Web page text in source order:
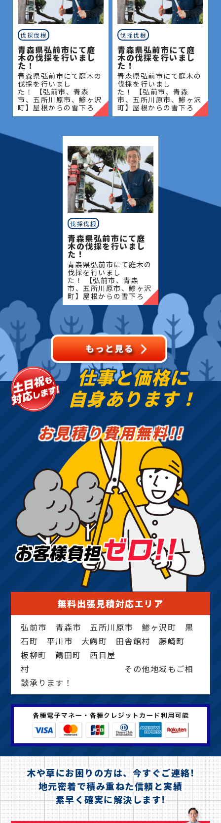
松、スギ、クスノキ、くろがねもち、もみの木、どん
ぐりの木、竹、柿の木、オリーブ、もみじ、柿の木、
金木犀、アカシア、シダレエゴノキ、コニファー、
梅、かしの木、ブルーアイス、クチナシ、ナンテン、
クスノキ、 薪の木、ケヤキ、コノデカシワ、マキの
木、桜、ゴールドクレスト、アオハダ、いちじく、椰
子の木、ゴールデンアカシア、紅葉、シマトネリコ、
グレープフルーツの木、カツラの木、柿、みかん、グ
ミ、エゴノキ、ハナミズキ、ジューンベリー、ヤマボ
サザンカ、ホルトノキ、つつじ、コデマリ
伐採伐根
青森県弘前市にて庭
木の伐採を行いまし
た！
青森県弘前市にて庭木の
伐採を行いまし
た！ 【弘前市、青森
市、五所川原市、鯵ヶ沢
町】屋根からの雪下ろ
し・除雪・排雪などの作
定・草刈りなどのお庭の
こと、造園・
伐採伐根
青森県弘前市にて庭
木の伐採を行いまし
た！
青森県弘前市にて庭木の
伐採を行いまし
た！ 【弘前市、青森
市、五所川原市、鯵ヶ沢
町】屋根からの雪下ろ
し・除雪・排雪などの作
定・草刈りなどのお庭の
こと、造園・
伐採伐根
青森県弘前市にて庭
木の伐採を行いまし
た！
青森県弘前市にて庭木の
伐採を行いまし
た！ 【弘前市、青森
市、五所川原市、鯵ヶ沢
町】屋根からの雪下ろ
し・除雪・排雪などの作
業もお任せください！地
域密着で伐採・抜根・剪
定・草刈りなどのお庭の
こと、造園・
仕事と価格に
自身あります！
お見積り費用無料!!
無料出張見積対応エリア
弘前市 青森市 五所川原市 鯵ヶ沢町 黒
石町 平川市 大鰐町 田舎館村 藤崎町
板柳町 鶴田町 西目屋
村 その他地域もご相
談承ります！
木や草にお困りの方は、今すぐご連絡!
地元密着で積み重ねた信頼と実績
素早く確実に解決します!